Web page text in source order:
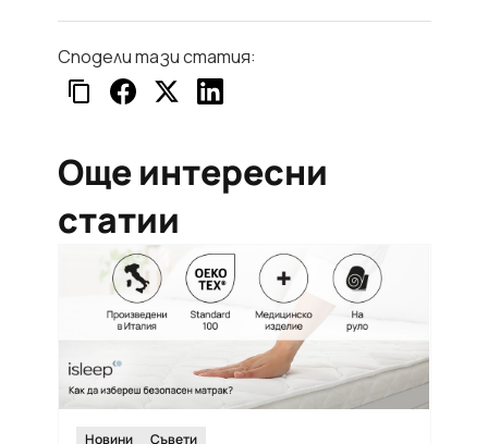
Сподели тази статия:
Още интересни
статии
Новини
Съвети